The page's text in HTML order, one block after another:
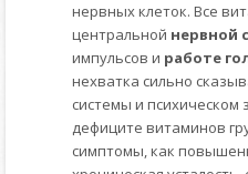
нервных клеток. Все
центральной нервной
импульсов и работе
нехватка сильно
системы и психическом
дефиците витаминов
симптомы, как